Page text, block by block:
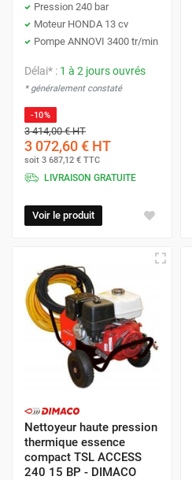
Pression 240 bar
Moteur HONDA 13 cv
Pompe ANNOVI 3400 tr/min
Délai* : 1 à 2 jours ouvrés
* généralement constaté
-10%
3 414,00 €HT
3 072,60 € HT
soit 3 687,12 € TTC
LIVRAISON GRATUITE
Voir le produit
Nettoyeur haute pression
thermique essence
compact TSL ACCESS
240 15 BP - DIMACO